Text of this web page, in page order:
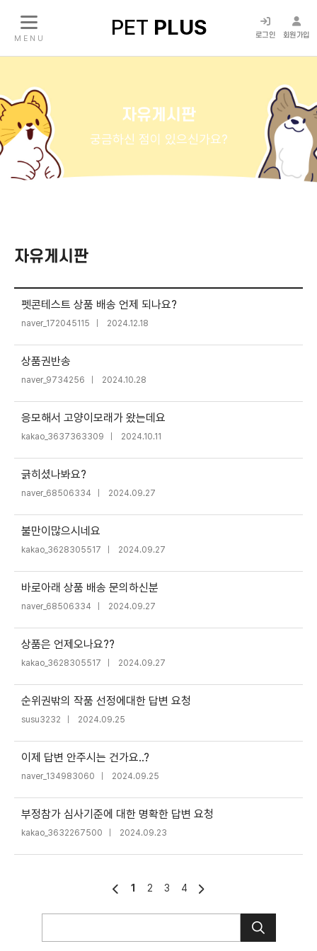
PET PLUS
M E N U 로그인 회원가입
자유게시판
궁금하신 점이 있으신가요?
자유게시판
펫콘테스트 상품 배송 언제 되나요?
naver_172045115 2024.12.18
상품권반송
naver_9734256 2024.10.28
응모해서 고양이모래가 왔는데요
kakao_3637363309 2024.10.11
긁히셨나봐요?
naver_68506334 2024.09.27
불만이많으시네요
kakao_3628305517 2024.09.27
바로아래 상품 배송 문의하신분
naver_68506334 2024.09.27
상품은 언제오나요??
kakao_3628305517 2024.09.27
순위권밖의 작품 선정에대한 답변 요청
susu3232 2024.09.25
이제 답변 안주시는 건가요..?
naver_134983060 2024.09.25
부정참가 심사기준에 대한 명확한 답변 요청
kakao_3632267500 2024.09.23
1 2 3 4